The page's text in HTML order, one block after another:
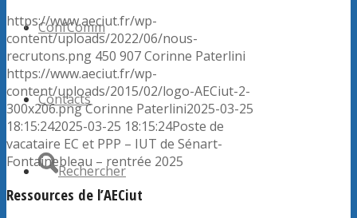
ConfComm
Contacts
Rechercher
https://www.aeciut.fr/wp-
content/uploads/2022/06/nous-
recrutons.png 450 907Corinne Paterlini
https://www.aeciut.fr/wp-
content/uploads/2015/02/logo-AECiut-2-
300x206.pngCorinne Paterlini2025-03-25
18:15:242025-03-25 18:15:24Poste de
vacataire EC et PPP – IUT de Sénart-
Fontainebleau – rentrée 2025
Ressources de l’AECiut